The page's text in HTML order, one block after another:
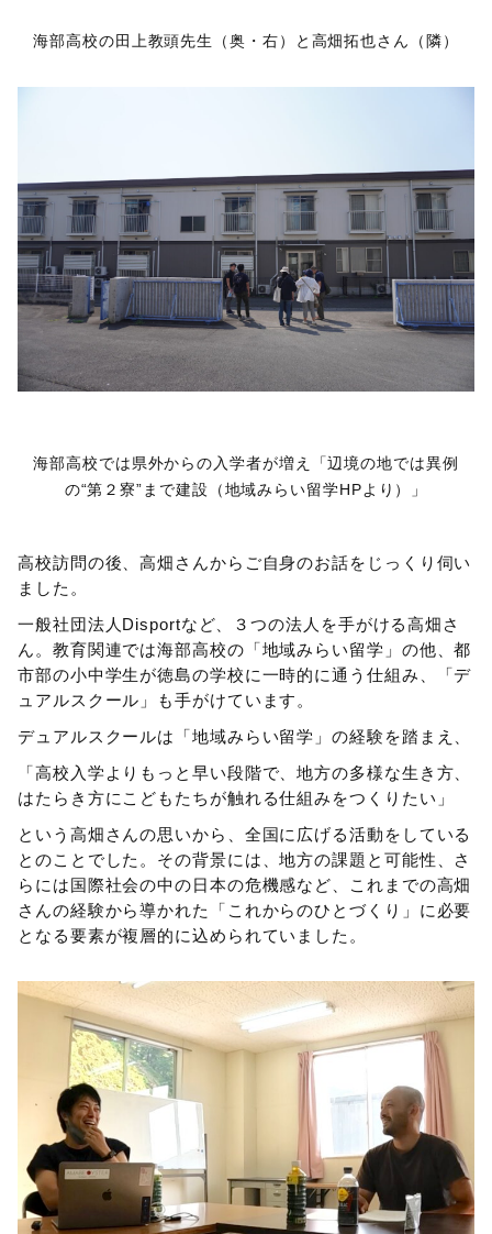
海部高校の田上教頭先生（奥・右）と高畑拓也さん（隣）
海部高校では県外からの入学者が増え「辺境の地では異例
の“第２寮”まで建設（地域みらい留学HPより）」
高校訪問の後、高畑さんからご自身のお話をじっくり伺い
ました。
一般社団法人Disportなど、３つの法人を手がける高畑さ
ん。教育関連では海部高校の「地域みらい留学」の他、都
市部の小中学生が徳島の学校に一時的に通う仕組み、「デ
ュアルスクール」も手がけています。
デュアルスクールは「地域みらい留学」の経験を踏まえ、
「高校入学よりもっと早い段階で、地方の多様な生き方、
はたらき方にこどもたちが触れる仕組みをつくりたい」
という高畑さんの思いから、全国に広げる活動をしている
とのことでした。その背景には、地方の課題と可能性、さ
らには国際社会の中の日本の危機感など、これまでの高畑
さんの経験から導かれた「これからのひとづくり」に必要
となる要素が複層的に込められていました。